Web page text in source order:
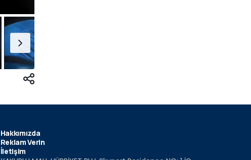
Hakkımızda
Reklam Verin
İletişim